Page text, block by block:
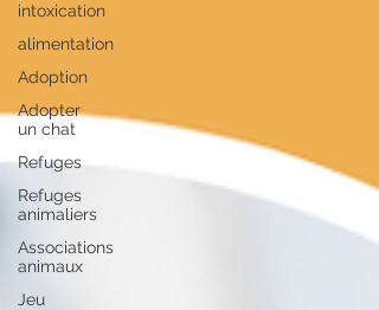
intoxication
alimentation
Adoption
Adopter
un chat
Refuges
Refuges
animaliers
Associations
animaux
Jeu